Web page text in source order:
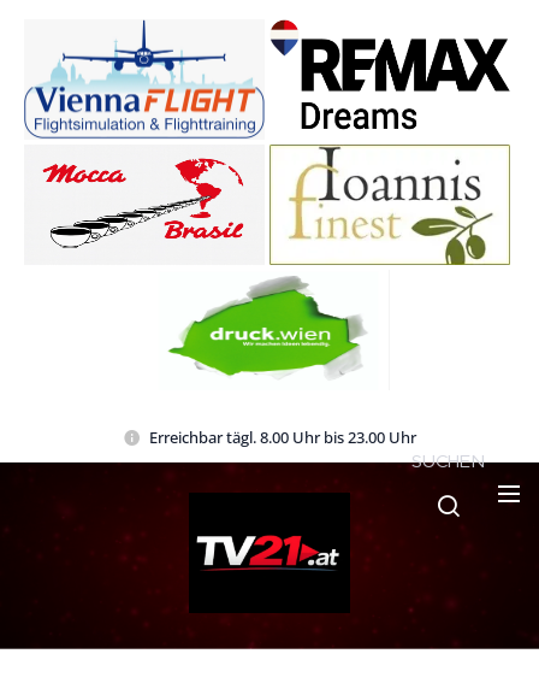
Erreichbar tägl. 8.00 Uhr bis 23.00 Uhr
SUCHEN